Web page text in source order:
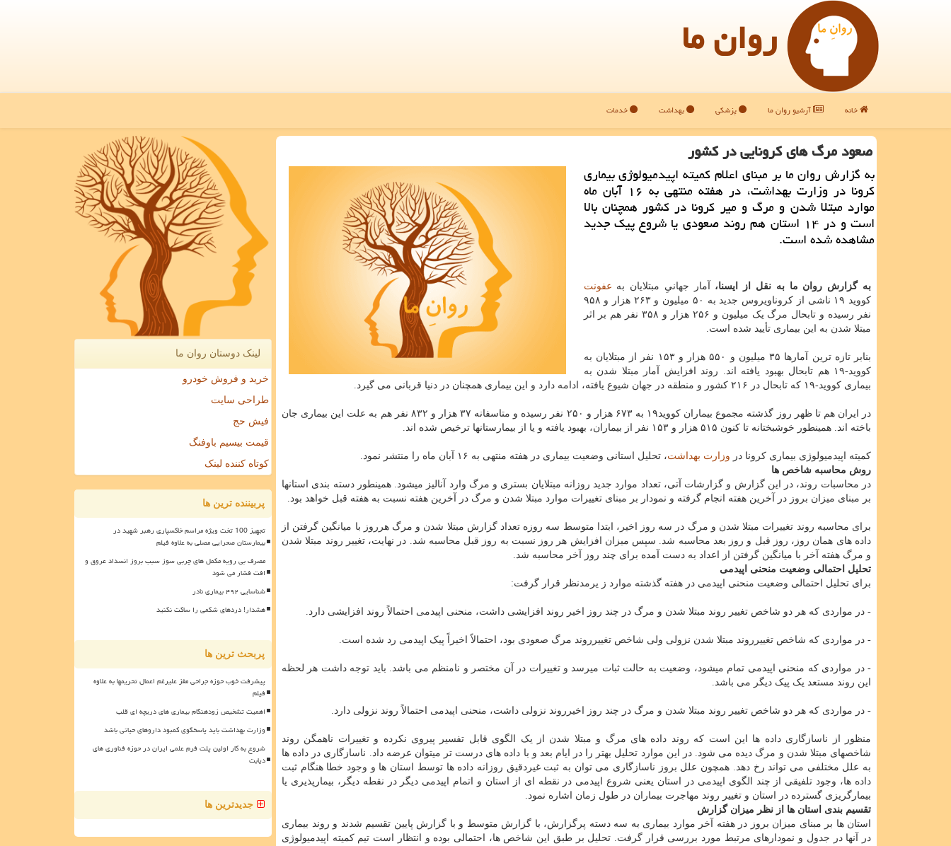
روان ما
خانه آرشیو روان ما پزشکی بهداشت خدمات
صعود مرگ های كرونایی در كشور
به گزارش روان ما بر مبنای اعلام كمیته اپیدمیولوژی بیماری
كرونا در وزارت بهداشت، در هفته منتهی به ۱۶ آبان ماه
موارد مبتلا شدن و مرگ و میر كرونا در كشور همچنان بالا
است و در ۱۴ استان هم روند صعودی یا شروع پیك جدید
مشاهده شده است.
به گزارش روان ما به نقل از ایسنا، آمار جهانیِ مبتلایان به عفونت
کووید ۱۹ ناشی از کروناویروس جدید به ۵۰ میلیون و ۲۶۳ هزار و ۹۵۸
نفر رسیده و تابحال مرگ یک میلیون و ۲۵۶ هزار و ۳۵۸ نفر هم بر اثر
مبتلا شدن به این بیماری تأیید شده است.
بنابر تازه ترین آمارها ۳۵ میلیون و ۵۵۰ هزار و ۱۵۳ نفر از مبتلایان به
کووید-۱۹ هم تابحال بهبود یافته اند. روند افزایش آمار مبتلا شدن به
بیماری کووید-۱۹ که تابحال در ۲۱۶ کشور و منطقه در جهان شیوع یافته، ادامه دارد و این بیماری همچنان در دنیا قربانی می گیرد.
در ایران هم تا ظهر روز گذشته مجموع بیماران کووید۱۹ به ۶۷۳ هزار و ۲۵۰ نفر رسیده و متاسفانه ۳۷ هزار و ۸۳۲ نفر هم به علت این بیماری جان
باخته اند. همینطور خوشبختانه تا کنون ۵۱۵ هزار و ۱۵۳ نفر از بیماران، بهبود یافته و یا از بیمارستانها ترخیص شده اند.
کمیته اپیدمیولوژی بیماری کرونا در وزارت بهداشت، تحلیل استانی وضعیت بیماری در هفته منتهی به ۱۶ آبان ماه را منتشر نمود.
روش محاسبه شاخص ها
در محاسبات روند، در این گزارش و گزارشات آتی، تعداد موارد جدید روزانه مبتلایان بستری و مرگ وارد آنالیز میشود. همینطور دسته بندی استانها
بر مبنای میزان بروز در آخرین هفته انجام گرفته و نمودار بر مبنای تغییرات موارد مبتلا شدن و مرگ در آخرین هفته نسبت به هفته قبل خواهد بود.
برای محاسبه روند تغییرات مبتلا شدن و مرگ در سه روز اخیر، ابتدا متوسط سه روزه تعداد گزارش مبتلا شدن و مرگ هرروز با میانگین گرفتن از
داده های همان روز، روز قبل و روز بعد محاسبه شد. سپس میزان افزایش هر روز نسبت به روز قبل محاسبه شد. در نهایت، تغییر روند مبتلا شدن
و مرگ هفته آخر با میانگین گرفتن از اعداد به دست آمده برای چند روز آخر محاسبه شد.
تحلیل احتمالی وضعیت منحنی اپیدمی
برای تحلیل احتمالی وضعیت منحنی اپیدمی در هفته گذشته موارد ز یرمدنظر قرار گرفت:
- در مواردی که هر دو شاخص تغییر روند مبتلا شدن و مرگ در چند روز اخیر روند افزایشی داشت، منحنی اپیدمی احتمالاً روند افزایشی دارد.
- در مواردی که شاخص تغییرروند مبتلا شدن نزولی ولی شاخص تغییرروند مرگ صعودی بود، احتمالاً اخیراً پیک اپیدمی رد شده است.
- در مواردی که منحنی اپیدمی تمام میشود، وضعیت به حالت ثبات میرسد و تغییرات در آن مختصر و نامنظم می باشد. باید توجه داشت هر لحظه
این روند مستعد یک پیک دیگر می باشد.
- در مواردی که هر دو شاخص تغییر روند مبتلا شدن و مرگ در چند روز اخیرروند نزولی داشت، منحنی اپیدمی احتمالاً روند نزولی دارد.
منظور از ناسازگاری داده ها این است که روند داده های مرگ و مبتلا شدن از یک الگوی قابل تفسیر پیروی نکرده و تغییرات ناهمگن روند
شاخصهای مبتلا شدن و مرگ دیده می شود. در این موارد تحلیل بهتر را در ایام بعد و با داده های درست تر میتوان عرضه داد. ناسازگاری در داده ها
به علل مختلفی می تواند رخ دهد. همچون علل بروز ناسازگاری می توان به ثبت غیردقیق روزانه داده ها توسط استان ها و وجود خطا هنگام ثبت
داده ها، وجود تلفیقی از چند الگوی اپیدمی در استان یعنی شروع اپیدمی در نقطه ای از استان و اتمام اپیدمی دیگر در نقطه دیگر، بیمارپذیری یا
بیمارگریزی گسترده در استان و تغییر روند مهاجرت بیماران در طول زمان اشاره نمود.
تقسیم بندی استان ها از نظر میزان گزارش
استان ها بر مبنای میزان بروز در هفته آخر موارد بیماری به سه دسته پرگزارش، با گزارش متوسط و با گزارش پایین تقسیم شدند و روند بیماری
در آنها در جدول و نمودارهای مرتبط مورد بررسی قرار گرفت. تحلیل بر طبق این شاخص ها، احتمالی بوده و انتظار است تیم کمیته اپیدمیولوژی
لینک دوستان روان ما
خرید و فروش خودرو
طراحی سایت
فیش حج
قیمت بیسیم باوفنگ
کوتاه کننده لینک
پربیننده ترین ها
تجهیز 100 تخت ویژه مراسم خاکسپاری رهبر شهید در
بیمارستان صحرایی مصلی به علاوه فیلم
مصرف بی رویه مکمل های چربی سوز سبب بروز انسداد عروق و
افت فشار می شود
شناسایی ۴۹۲ بیماری نادر
هشدار! دردهای شکمی را ساکت نکنید
پربحث ترین ها
پیشرفت خوب حوزه جراحی مغز علیرغم اعمال تحریمها به علاوه
فیلم
اهمیت تشخیص زودهنگام بیماری های دریچه ای قلب
وزارت بهداشت باید پاسخگوی کمبود داروهای حیاتی باشد
شروع به کار اولین پلت فرم علمی ایران در حوزه فناوری های
دیابت
جدیدترین ها